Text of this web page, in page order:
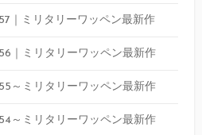
｜ミリタリーワッペン最新作
｜ミリタリーワッペン最新作
～ミリタリーワッペン最新作
～ミリタリーワッペン最新作